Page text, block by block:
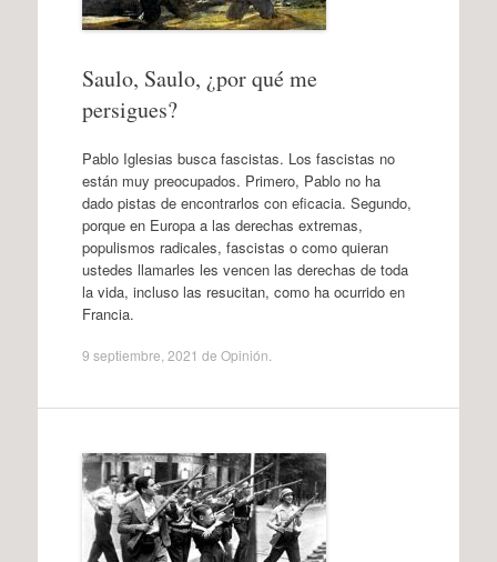
Saulo, Saulo, ¿por qué me
persigues?
Pablo Iglesias busca fascistas. Los fascistas no
están muy preocupados. Primero, Pablo no ha
dado pistas de encontrarlos con eficacia. Segundo,
porque en Europa a las derechas extremas,
populismos radicales, fascistas o como quieran
ustedes llamarles les vencen las derechas de toda
la vida, incluso las resucitan, como ha ocurrido en
Francia.
9 septiembre, 2021 de Opinión